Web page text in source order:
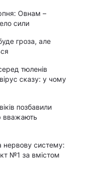
Овнам –
сили
гроза, але
тюленів
сказу: у чому
позбавили
вважають
нервову систему:
№1 за вмістом